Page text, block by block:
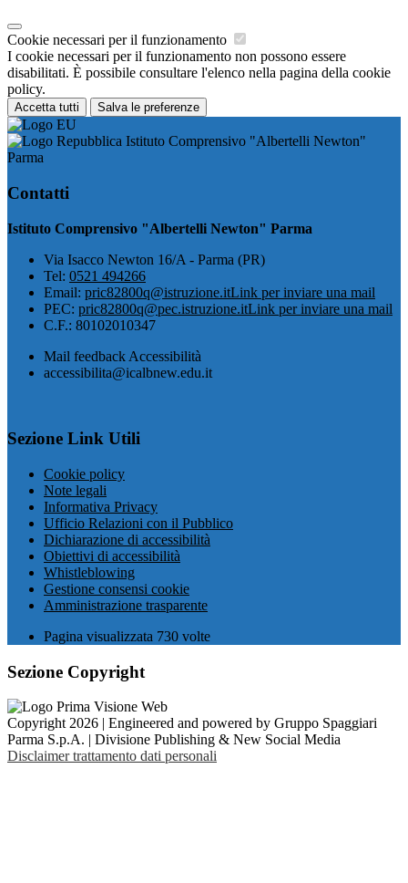
Cookie necessari per il funzionamento
I cookie necessari per il funzionamento non possono essere
disabilitati. È possibile consultare l'elenco nella pagina della cookie
policy.
Accetta tutti Salva le preferenze
Istituto Comprensivo "Albertelli Newton"
Parma
Contatti
Istituto Comprensivo "Albertelli Newton" Parma
Via Isacco Newton 16/A - Parma (PR)
Tel: 0521 494266
Email: pric82800q@istruzione.itLink per inviare una mail
PEC: pric82800q@pec.istruzione.itLink per inviare una mail
C.F.: 80102010347
Mail feedback Accessibilità
accessibilita@icalbnew.edu.it
Sezione Link Utili
Cookie policy
Note legali
Informativa Privacy
Ufficio Relazioni con il Pubblico
Dichiarazione di accessibilità
Obiettivi di accessibilità
Whistleblowing
Gestione consensi cookie
Amministrazione trasparente
Pagina visualizzata 730 volte
Sezione Copyright
Copyright 2026 | Engineered and powered by Gruppo Spaggiari
Parma S.p.A. | Divisione Publishing & New Social Media
Disclaimer trattamento dati personali